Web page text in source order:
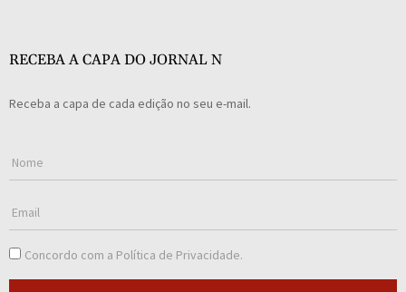
RECEBA A CAPA DO JORNAL N
Receba a capa de cada edição no seu e-mail.
Concordo com a Política de Privacidade.